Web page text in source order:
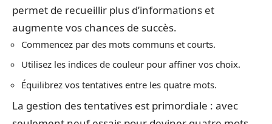
permet de recueillir plus d’informations et
augmente vos chances de succès.
Commencez par des mots communs et courts.
Utilisez les indices de couleur pour affiner vos choix.
Équilibrez vos tentatives entre les quatre mots.
La gestion des tentatives est primordiale : avec